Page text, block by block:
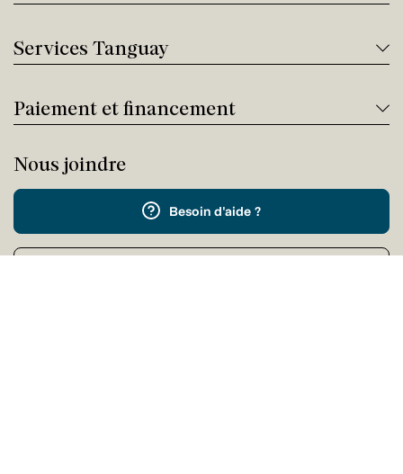
Services Tanguay
Paiement et financement
Nous joindre
Besoin d'aide ?